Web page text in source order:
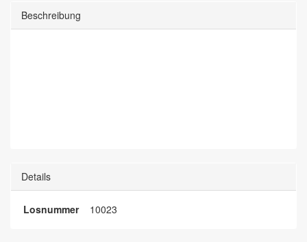
Beschreibung
Details
Losnummer 10023